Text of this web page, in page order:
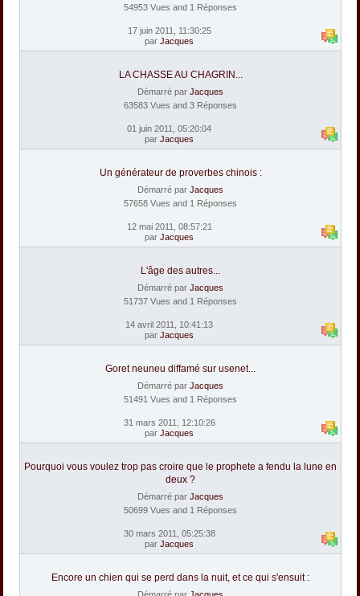
54953 Vues and 1 Réponses
17 juin 2011, 11:30:25
par Jacques
LA CHASSE AU CHAGRIN...
Démarré par Jacques
63583 Vues and 3 Réponses
01 juin 2011, 05:20:04
par Jacques
Un générateur de proverbes chinois :
Démarré par Jacques
57658 Vues and 1 Réponses
12 mai 2011, 08:57:21
par Jacques
L'âge des autres...
Démarré par Jacques
51737 Vues and 1 Réponses
14 avril 2011, 10:41:13
par Jacques
Goret neuneu diffamé sur usenet...
Démarré par Jacques
51491 Vues and 1 Réponses
31 mars 2011, 12:10:26
par Jacques
Pourquoi vous voulez trop pas croire que le prophete a fendu la lune en
deux ?
Démarré par Jacques
50699 Vues and 1 Réponses
30 mars 2011, 05:25:38
par Jacques
Encore un chien qui se perd dans la nuit, et ce qui s'ensuit :